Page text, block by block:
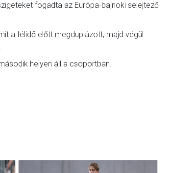
fogadta az Európa-bajnoki selejtező
a félidő előtt megduplázott, majd végül
helyen áll a csoportban.